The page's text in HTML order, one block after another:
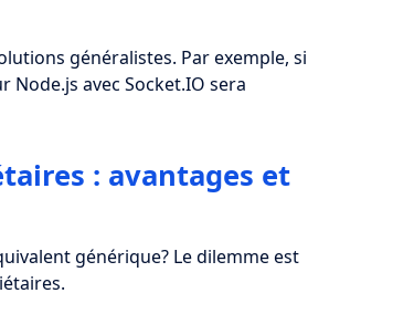
généralistes. Par exemple, si
Node.js avec Socket.IO sera
: avantages et
générique? Le dilemme est